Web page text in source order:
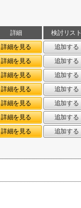
詳細
検討リスト
詳細を見る
追加する
詳細を見る
追加する
詳細を見る
追加する
詳細を見る
追加する
詳細を見る
追加する
詳細を見る
追加する
詳細を見る 追加する